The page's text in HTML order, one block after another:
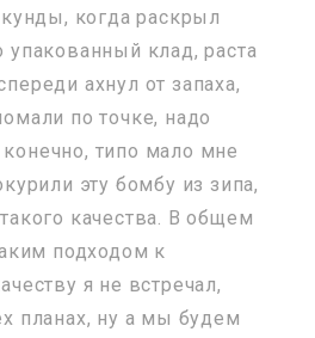
когда раскрыл
упакованный клад, раста
ахнул от запаха,
по точке, надо
типо мало мне
эту бомбу из зипа,
качества. В общем
подходом к
я не встречал,
планах, ну а мы будем